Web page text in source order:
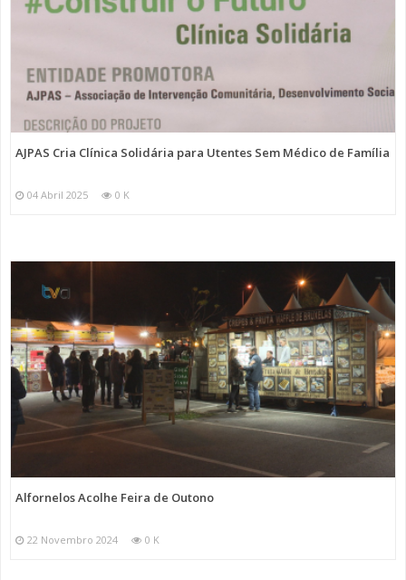
AJPAS Cria Clínica Solidária para Utentes Sem Médico de Família
04 Abril 2025 0 K
Alfornelos Acolhe Feira de Outono
22 Novembro 2024 0 K